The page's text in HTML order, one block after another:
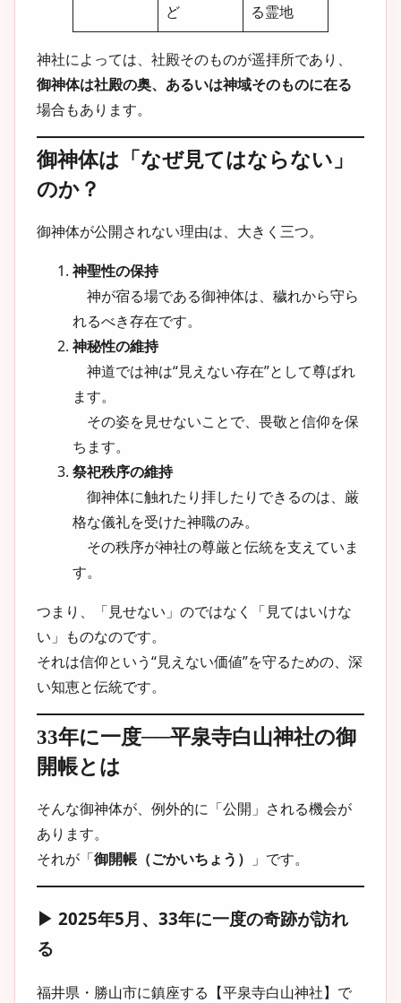
ど る霊地
神社によっては、社殿そのものが遥拝所であり、
御神体は社殿の奥、あるいは神域そのものに在る
場合もあります。
御神体は「なぜ見てはならない」
のか？
御神体が公開されない理由は、 大きく三つ。
神聖性の保持
神が宿る場である御神体は、穢れから守ら
れるべき存在です。
神秘性の維持
神道では神は“見えない存在”として尊ばれ
ます。
その姿を見せないことで、畏敬と信仰を保
ちます。
祭祀秩序の維持
御神体に触れたり拝したりできるのは、厳
格な儀礼を受けた神職のみ。
その秩序が神社の尊厳と伝統を支えていま
す。
つまり、「見せない」のではなく
「見てはいけな
い」 ものなのです。
それは信仰という“見えない価値”を守るための、深
い知恵と伝統です。
33年に一度──平泉寺白山神社の御
開帳とは
そんな御神体が、例外的に「公開」される機会が
あります。
それが「御開帳（ごかいちょう） 」です。
▶︎ 2025年5月、33年に一度の奇跡が訪れ
る
福井県・勝山市に鎮座する【平泉寺白山神社】で